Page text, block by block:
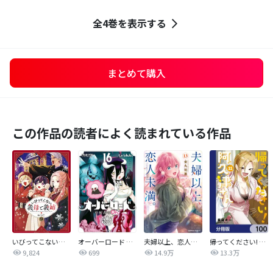
全4巻を表示する
まとめて購入
この作品の読者によく読まれている作品
いびってこない義母と義姉
9,824
オーバーロード 不死者のOh!
699
夫婦以上、恋人未満。【分冊版】
14.9万
帰ってください! 阿久津さん【分冊版】
13.3万